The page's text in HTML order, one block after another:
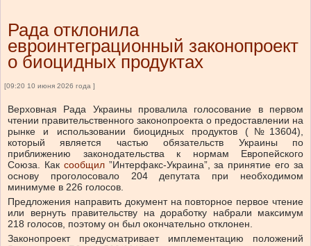
Рада отклонила
евроинтеграционный законопроект
о биоцидных продуктах
[09:20 10 июня 2026 года ]
Верховная Рада Украины провалила голосование в первом
чтении правительственного законопроекта о предоставлении на
рынке и использовании биоцидных продуктов (№13604),
который является частью обязательств Украины по
приближению законодательства к нормам Европейского
Союза. Каксообщил”Интерфакс-Украина”, за принятие его за
основу проголосовало 204 депутата при необходимом
минимуме в 226 голосов.
Предложения направить документ на повторное первое чтение
или вернуть правительству на доработку набрали максимум
218 голосов, поэтому он был окончательно отклонен.
Законопроект предусматривает имплементацию положений